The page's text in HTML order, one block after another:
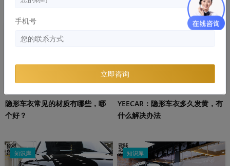
隐形车衣常见的材质有哪些，哪
个好？
YEECAR：隐形车衣多久发黄，有
什么解决办法
知识库 知识库
手机号
立即咨询